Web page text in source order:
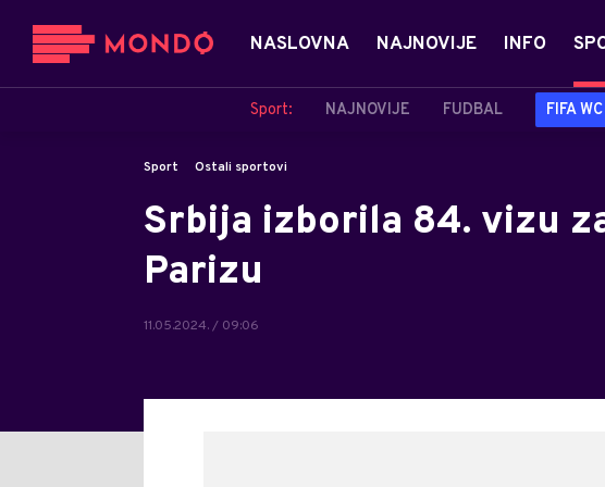
NASLOVNA NAJNOVIJE INFO
Sport: NAJNOVIJE FUDBAL FIFA
Sport Ostali sportovi
Srbija izborila 84. vizu
Parizu
11.05.2024. / 09:06